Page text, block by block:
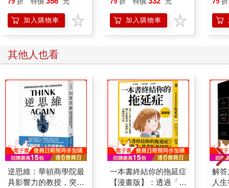
加入購物車 加入購物車
其他人也看
逆思維：華頓商學院最
具影響力的教授，突破
一本書終結你的拖延症
【漫畫版】：透過「小
解
人